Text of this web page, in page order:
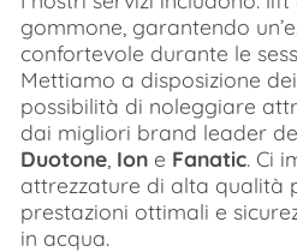
gommone, garantendo
confortevole durante le
Mettiamo a disposizione
possibilità di noleggiare
dai migliori brand leader
Duotone Ion e Fanatic. Ci
attrezzature di alta qualità
prestazioni ottimali e
in acqua.